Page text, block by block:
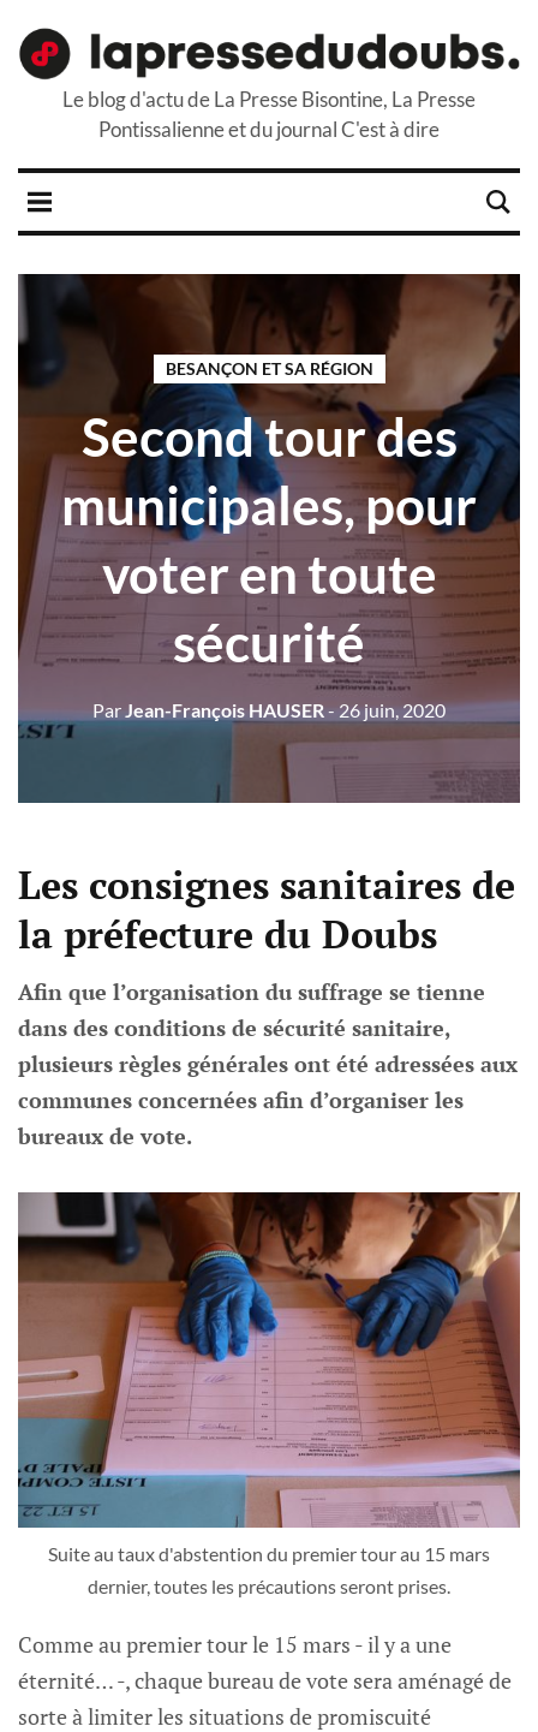
Le blog d'actu de La Presse Bisontine, La Presse
Pontissalienne et du journal C'est à dire
BESANÇON ET SA RÉGION
Second tour des
municipales, pour
voter en toute
sécurité
Par Jean-François HAUSER- 26 juin, 2020
Les consignes sanitaires de
la préfecture du Doubs
Afin que l’organisation du suffrage se tienne
dans des conditions de sécurité sanitaire,
plusieurs règles générales ont été adressées aux
communes concernées afin d’organiser les
bureaux de vote.
Suite au taux d'abstention du premier tour au 15 mars
dernier, toutes les précautions seront prises.
Comme au premier tour le 15 mars - il y a une
éternité… -, chaque bureau de vote sera aménagé de
sorte à limiter les situations de promiscuité